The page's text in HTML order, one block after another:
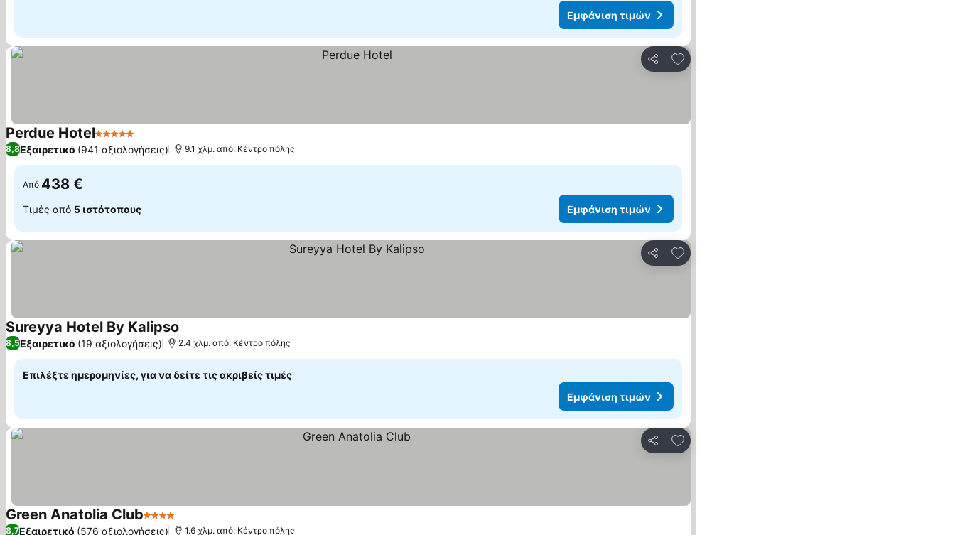
Εμφάνιση τιμών
Κοινοποίηση
Προσθήκη στα αγαπημένα
Perdue Hotel5 Αστέρια
8,8Εξαιρετικό (941 αξιολογήσεις) 9.1 χλμ. από: Κέντρο πόλης
Από 438 €
Τιμές από 5 ιστότοπους Εμφάνιση τιμών
Κοινοποίηση
Προσθήκη στα αγαπημένα
Sureyya Hotel By Kalipso
8,5Εξαιρετικό (19 αξιολογήσεις) 2.4 χλμ. από: Κέντρο πόλης
Επιλέξτε ημερομηνίες, για να δείτε τις ακριβείς τιμές
Εμφάνιση τιμών
Κοινοποίηση
Προσθήκη στα αγαπημένα
Green Anatolia Club4 Αστέρια
8,7Εξαιρετικό (576 αξιολογήσεις) 1.6 χλμ. από: Κέντρο πόλης